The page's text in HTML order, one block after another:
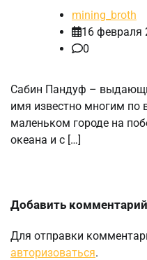
mining_broth
16 февраля
0
Сабин Пандуф –
имя известно многим по
маленьком городе на
океана и с […]
Добавить комментарий
Для отправки
авторизоваться.